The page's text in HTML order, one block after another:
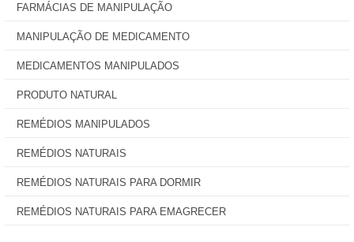
FARMÁCIAS DE MANIPULAÇÃO
MANIPULAÇÃO DE MEDICAMENTO
MEDICAMENTOS MANIPULADOS
PRODUTO NATURAL
REMÉDIOS MANIPULADOS
REMÉDIOS NATURAIS
REMÉDIOS NATURAIS PARA DORMIR
REMÉDIOS NATURAIS PARA EMAGRECER